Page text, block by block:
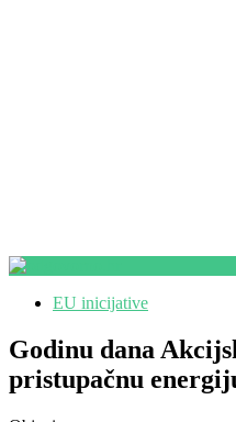
EU inicijative
Godinu dana
pristupačnu